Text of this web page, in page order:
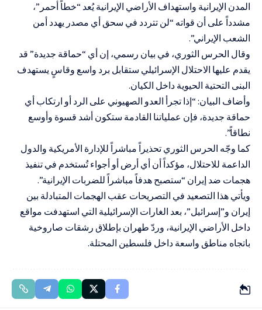
المدن الإيرانية واستهداف الأراضي الإيرانية يُعد “خطاً أحمر”،
مشدداً على أن قواته “لن تتردد في سحق أي مصدر يهدد أمن
الشعب الإيراني”.
وقال الحرس الثوري، في بيان رسمي، إن أي “حماقة جديدة” قد
يقدم عليها الاحتلال الإسرائيلي ستقابل برد واسع وقاسٍ يستهدف
البنى التحتية الحيوية داخل الكيان.
وأضاف البيان: “إذا تجرأ العدو الصهيوني على الرد أو ارتكاب أي
حماقة جديدة، فإن عملياتنا القادمة ستكون أشد قسوة وأوسع
نطاقاً”.
كما وجّه الحرس الثوري تحذيراً مباشراً للإدارة الأمريكية والدول
الداعمة للاحتلال، مؤكداً أن أي أرض أو أجواء تُستخدم في تنفيذ
هجمات ضد إيران “ستصبح هدفاً مباشراً للضربات الإيرانية”.
ويأتي هذا التصعيد في التصريحات عقب الهجمات المتبادلة بين
إيران و”إسرائيل”، بعد الغارات الإسرائيلية التي استهدفت مواقع
داخل الأراضي الإيرانية، وردّ طهران بإطلاق رشقات صاروخية
باتجاه مناطق واسعة داخل فلسطين المحتلة.